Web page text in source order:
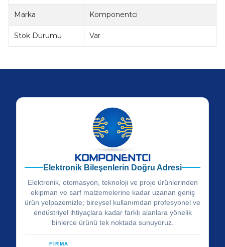
Marka Komponentci
Stok Durumu Var
Elektronik Bileşenlerin Doğru Adresi
Elektronik, otomasyon, teknoloji ve proje ürünlerinden
ekipman ve sarf malzemelerine kadar uzanan geniş
ürün yelpazemizle; bireysel kullanımdan profesyonel ve
endüstriyel ihtiyaçlara kadar farklı alanlara yönelik
binlerce ürünü tek noktada sunuyoruz.
FİRMA